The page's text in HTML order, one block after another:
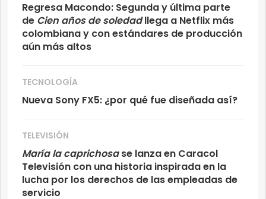
Regresa Macondo: Segunda y última parte
de Cien años de soledadllega a Netflix más
colombiana y con estándares de producción
aún más altos
TECNOLOGÍA
Nueva Sony FX5: ¿por qué fue diseñada así?
TELEVISIÓN
María la caprichosase lanza en Caracol
Televisión con una historia inspirada en la
lucha por los derechos de las empleadas de
servicio